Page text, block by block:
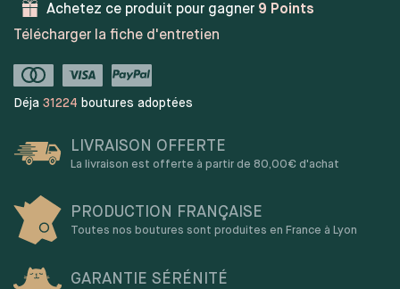
Achetez ce produit pour gagner 9 Points
Télécharger la fiche d'entretien
Déja 31224 boutures adoptées
LIVRAISON OFFERTE
La livraison est offerte à partir de 80,00€ d'achat
PRODUCTION FRANÇAISE
Toutes nos boutures sont produites en France à Lyon
GARANTIE SÉRÉNITÉ